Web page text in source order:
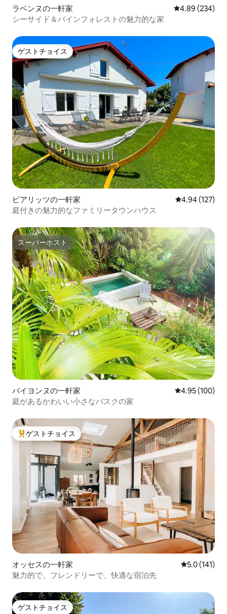
ラベンヌの一軒家 レビュー234
4.89 (234)
シーサイド＆パインフォレストの魅力的な家
ゲストチョイス
ゲストチョイス
ビアリッツの一軒家 レビュー127
4.94 (127)
庭付きの魅力的なファミリータウンハウス
スーパーホスト
スーパーホスト
バイヨンヌの一軒家 レビュー100
4.95 (100)
庭があるかわいい小さなバスクの家
大好評のゲストチョイスです。
ゲストチョイス
オッセスの一軒家 レビュー141
5.0 (141)
魅力的で、フレンドリーで、快適な宿泊先
ゲストチョイス
ゲストチョイス